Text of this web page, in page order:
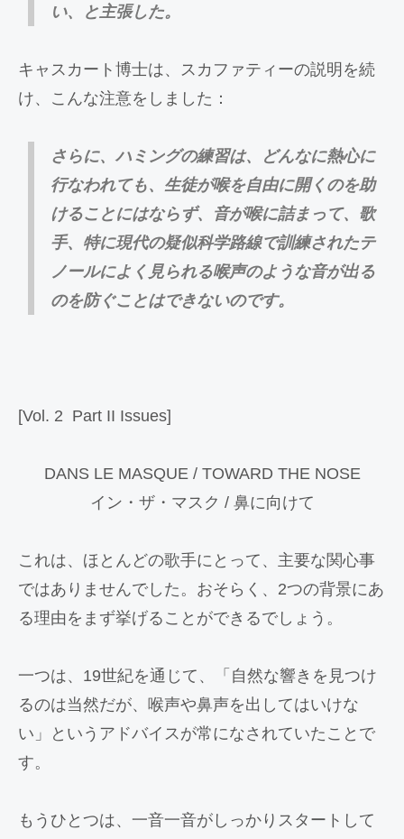
い、と主張した。
キャスカート博士は、スカファティーの説明を続
け、こんな注意をしました：
さらに、ハミングの練習は、どんなに熱心に
行なわれても、生徒が喉を自由に開くのを助
けることにはならず、音が喉に詰まって、歌
手、特に現代の疑似科学路線で訓練されたテ
ノールによく見られる喉声のような音が出る
のを防ぐことはできないのです。
[Vol. 2 Part II Issues]
DANS LE MASQUE / TOWARD THE NOSE
イン・ザ・マスク / 鼻に向けて
これは、ほとんどの歌手にとって、主要な関心事
ではありませんでした。おそらく、2つの背景にあ
る理由をまず挙げることができるでしょう。
一つは、19世紀を通じて、「自然な響きを見つけ
るのは当然だが、喉声や鼻声を出してはいけな
い」というアドバイスが常になされていたことで
す。
もうひとつは、一音一音がしっかりスタートして